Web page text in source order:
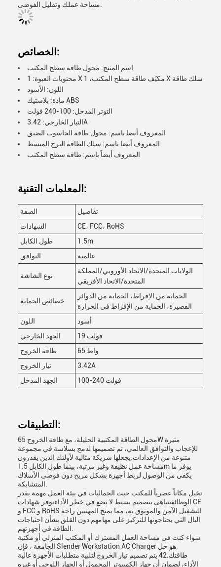
الخصائص:
اسم المنتج: محول طاقة سطح المكتب
محتويات العبوة: 1 X مكيّف طاقة سطح المكتب، 1 X سلك طاقة
اللون: الأسود
مادة: بلاستيك ABS
التوتر المدخل: 100-240 فولت
التيار الخارجي: 3.42A
المعروف أيضا باسم: محول طاقة الحاسوب الضيق
المعروف أيضا باسم: سلك الطاقة البرج المبسط
المعروف أيضاً باسم: طاقة سطح المكتب
المعلمات التقنية:
الصفة
تفاصيل
الشهادات
CE، FCC، RoHS
طول الكابل
1.5m
التوافق
عالمية
نوع الشاشة
الولايات المتحدة/الاتحاد الأوروبي/المملكة
المتحدة/الاتحاد الأفريقي
خصائص الحماية
الحماية من الإفراط، الحماية من الدوائر
القصيرة، الحماية من الإفراط في الحرارة
اللون
أسود
الجهد الخارجي
19 فولت
طاقة الخروج
65 واط
تيار الخروج
3.42A
الجهد المدخل
100-240 فولت
التطبيقات:
محول الطاقة المكتبية الحليلة، مع طاقة الخروج 65W مثيرة
للإعجاب والتوافق العالمي، تم تصميمها لدمج بسلاسة في مجموعة
متنوعة من الإعدادات.يجعلها شريكة مثالية لأولئك الذين يقدرون
مساحة عمل نظيفة وغير مرتبة، بينما طول الكابل 1.5m يوفر ما
يكفي من الوصول لربط أجهزة بشكل مريح دون فوضى الأسلاك
تخيل مكاناً عصرياً للمكتب حيث الجماليات في بيئة العمل مهمة بقدر
الوظائفيتباهى بتصميم بسيط لا يضع في خطر الأداءتوفر شهادات CE
و FCC و RoHS التشغيل الآمن والموثوق به، مما يمنح المهنيين راحة
البال التي يحتاجونها للتركيز على مهامهم دون القلق بشأن احتياجات
سواء كنت في مساحة العمل المشترك أو المكتب المنزلي أو مكتبة
الجامعة ، فإن Slender Workstation AC Charger هو حل
طاقتك.42 يتم تصميم تيار الخروج لتلبية متطلبات الأجهزة عالية
الأداء، لضمان أن جهاز الكمبيوتر المحمول أو الجهاز اللوحي أو غيره